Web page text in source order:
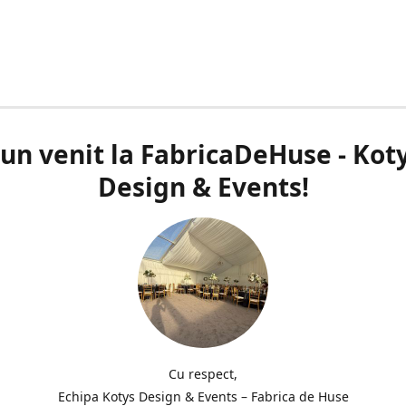
venit la FabricaDeHuse -
Design & Events!
Cu respect,
Echipa Kotys Design & Events – Fabrica de Huse